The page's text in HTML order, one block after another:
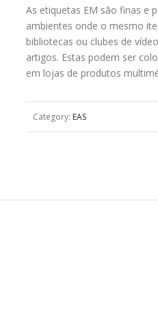
As etiquetas EM são finas e
ambientes onde o mesmo
bibliotecas ou clubes de
artigos. Estas podem ser
em lojas de produtos
Category: EAS